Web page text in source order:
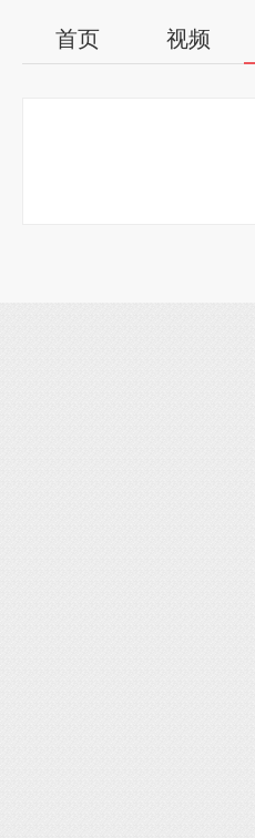
首页 视频